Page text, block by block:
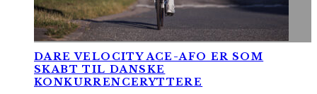
DARE VELOCITY ACE-AFO ER SOM
SKABT TIL DANSKE
KONKURRENCERYTTERE